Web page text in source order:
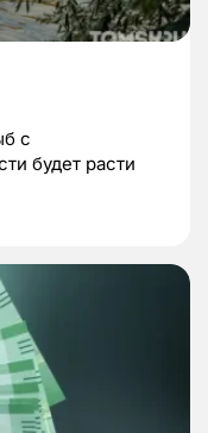
с
будет расти